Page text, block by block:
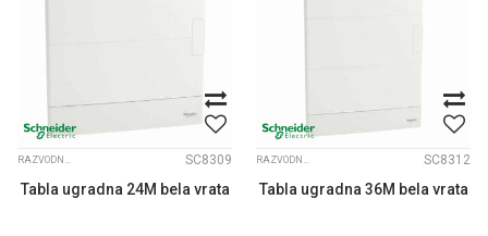
RAZVODNE TABLE EASY PRAGMA SC8309
Tabla ugradna 24M bela vrata
RAZVODNE TABLE EASY PRAGMA SC8312
Tabla ugradna 36M bela vrata